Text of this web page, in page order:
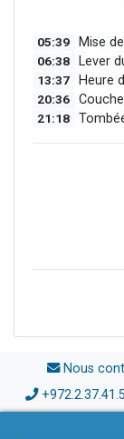
05:39 Mise
06:38 Lever
13:37 Heure
20:36
21:18
Nous